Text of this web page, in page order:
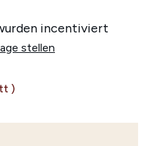
incentiviert
stellen
PREIS:
)